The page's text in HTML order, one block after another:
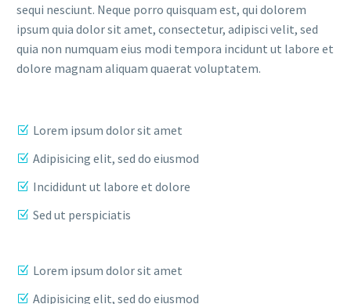
sequi nesciunt. Neque porro quisquam est, qui dolorem
ipsum quia dolor sit amet, consectetur, adipisci velit, sed
quia non numquam eius modi tempora incidunt ut labore et
dolore magnam aliquam quaerat voluptatem.
Lorem ipsum dolor sit amet
Adipisicing elit, sed do eiusmod
Incididunt ut labore et dolore
Sed ut perspiciatis
Lorem ipsum dolor sit amet
Adipisicing elit, sed do eiusmod